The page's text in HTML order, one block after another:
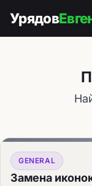
Урядов
GENERAL
Замена